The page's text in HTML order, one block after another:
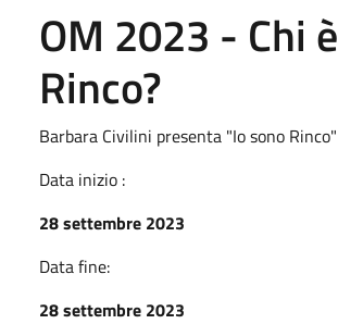
OM 2023 - Chi è
Rinco?
Barbara Civilini presenta "Io sono Rinco"
Data inizio :
28 settembre 2023
Data fine:
28 settembre 2023